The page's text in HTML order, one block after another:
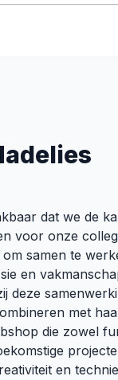
dat we de
voor onze
samen te
en
deze
met
die zowel
en